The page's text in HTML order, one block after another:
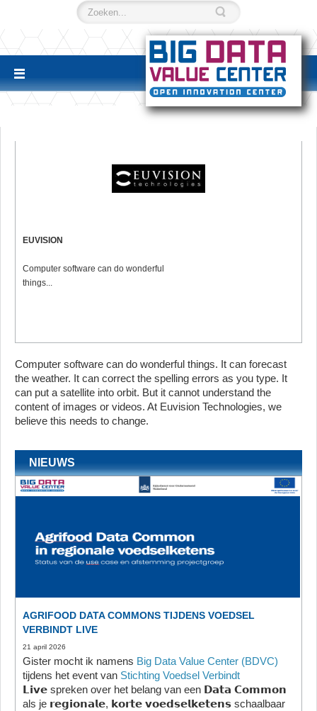
EUVISION
Computer software can do wonderful
things...
Computer software can do wonderful things. It can forecast
the weather. It can correct the spelling errors as you type. It
can put a satellite into orbit. But it cannot understand the
content of images or videos. At Euvision Technologies, we
believe this needs to change.
NIEUWS
AGRIFOOD DATA COMMONS TIJDENS VOEDSEL
VERBINDT LIVE
21 april 2026
Gister mocht ik namens Big Data Value Center (BDVC)
tijdens het event van Stichting Voedsel Verbindt
𝗟𝗶𝘃𝗲 spreken over het belang van een 𝗗𝗮𝘁𝗮 𝗖𝗼𝗺𝗺𝗼𝗻
als je 𝗿𝗲𝗴𝗶𝗼𝗻𝗮𝗹𝗲, 𝗸𝗼𝗿𝘁𝗲 𝘃𝗼𝗲𝗱𝘀𝗲𝗹𝗸𝗲𝘁𝗲𝗻𝘀 schaalbaar